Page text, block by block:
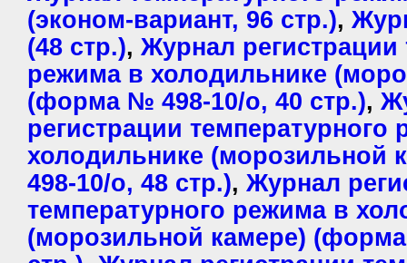
(эконом-вариант, 96 стр.),
(48 стр.), Журнал регистрации
режима в холодильнике
(форма № 498-10/о, 40 стр.),
регистрации температурного
холодильнике
498-10/о, 48 стр.), Журнал
температурного режима в
(морозильной камере)